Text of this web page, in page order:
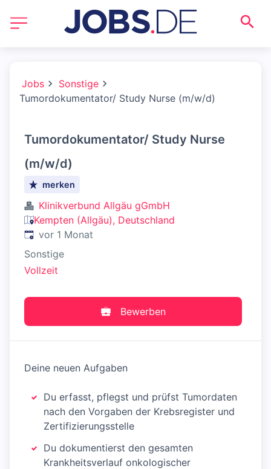
Jobs
Sonstige
Tumordokumentator/ Study Nurse (m/w/d)
Tumordokumentator/ Study Nurse
(m/w/d)
merken
Klinikverbund Allgäu gGmbH
Kempten (Allgäu), Deutschland
Veröffentlicht:
vor 1 Monat
Sonstige
Vollzeit
Bewerben
Deine neuen Aufgaben
Du erfasst, pflegst und prüfst Tumordaten
nach den Vorgaben der Krebsregister und
Zertifizierungsstelle
Du dokumentierst den gesamten
Krankheitsverlauf onkologischer